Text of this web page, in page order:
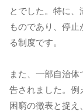
とでした。特に
ものであり、停
る制度です。
また、一部自治
告されました。例
困窮の徴表と捉え